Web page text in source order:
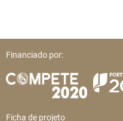
Financiado por:
Ficha de projeto